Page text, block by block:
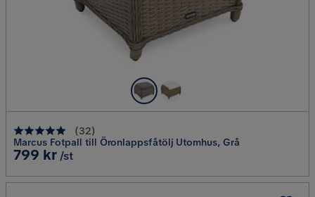
(32)
Marcus Fotpall till Öronlappsfåtölj Utomhus, Grå
Pris
799 kr /st